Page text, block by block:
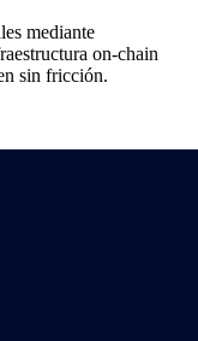
mediante
on-chain
sin fricción.